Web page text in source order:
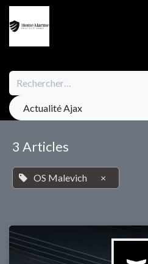
Se rendre au contenu
Actualité Ajax
3 Articles
OS Malevich ×